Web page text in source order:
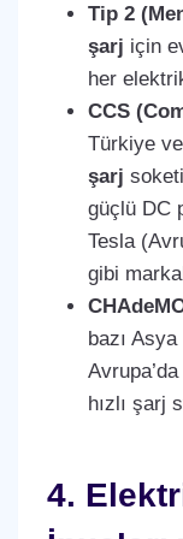
Tip 2
şarj için
her
CCS
Türkiye
şarj
güçlü DC
Tesla
gibi
bazı
hızlı şarj
4.